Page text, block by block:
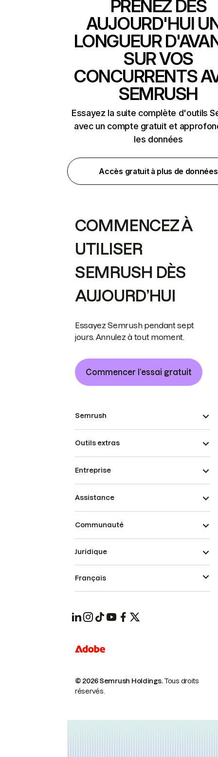
PRENEZ DÈS
AUJOURD'HUI
LONGUEUR
SUR VOS
CONCURRENTS
SEMRUSH
Essayez la suite complète d'outils
avec un compte gratuit et
les données
Accès gratuit à plus de données
COMMENCEZ À
UTILISER
SEMRUSH DÈS
AUJOURD’HUI
Essayez Semrush pendant sept
jours. Annulez à tout moment.
Commencer l’essai gratuit
Semrush
Outils extras
Entreprise
Assistance
Communauté
© 2026 Semrush Holdings.Tous droits
réservés.
Juridique
Français